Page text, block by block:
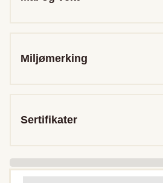
Miljømerking
Sertifikater